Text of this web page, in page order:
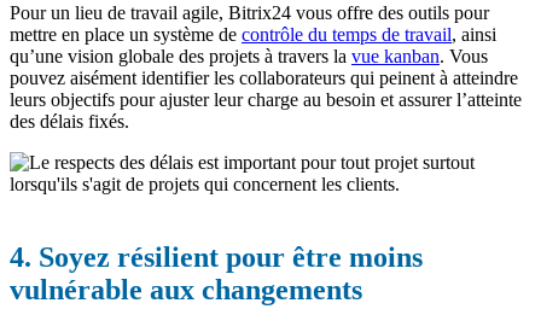
Pour un lieu de travail agile, Bitrix24 vous offre des outils pour
mettre en place un système de contrôle du temps de travail, ainsi
qu’une vision globale des projets à travers la vue kanban. Vous
pouvez aisément identifier les collaborateurs qui peinent à atteindre
leurs objectifs pour ajuster leur charge au besoin et assurer l’atteinte
des délais fixés.
4. Soyez résilient pour être moins
vulnérable aux changements